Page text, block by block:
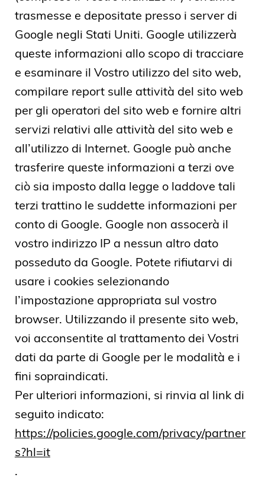
trasmesse e depositate presso i server di
Google negli Stati Uniti. Google utilizzerà
queste informazioni allo scopo di tracciare
e esaminare il Vostro utilizzo del sito web,
compilare report sulle attività del sito web
per gli operatori del sito web e fornire altri
servizi relativi alle attività del sito web e
all’utilizzo di Internet. Google può anche
trasferire queste informazioni a terzi ove
ciò sia imposto dalla legge o laddove tali
terzi trattino le suddette informazioni per
conto di Google. Google non assocerà il
vostro indirizzo IP a nessun altro dato
posseduto da Google. Potete rifiutarvi di
usare i cookies selezionando
l’impostazione appropriata sul vostro
browser. Utilizzando il presente sito web,
voi acconsentite al trattamento dei Vostri
dati da parte di Google per le modalità e i
fini sopraindicati.
Per ulteriori informazioni, si rinvia al link di
seguito indicato:
https://policies.google.com/privacy/partner
s?hl=it
.